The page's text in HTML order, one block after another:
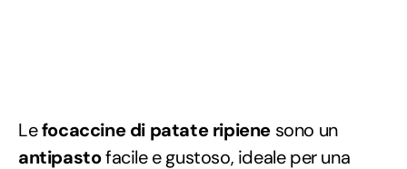
Lefocaccine di patate ripiene sono un
antipastofacile e gustoso, ideale per una